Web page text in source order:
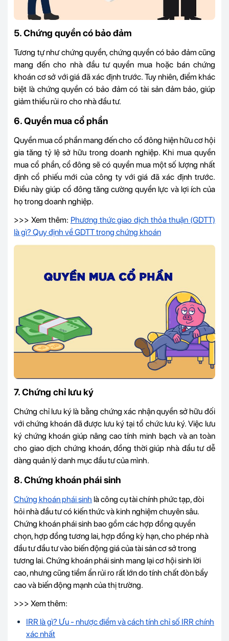
5. Chứng quyền có bảo đảm
Tương tự như chứng quyền, chứng quyền có bảo đảm cũng
mang đến cho nhà đầu tư quyền mua hoặc bán chứng
khoán cơ sở với giá đã xác định trước. Tuy nhiên, điểm khác
biệt là chứng quyền có bảo đảm có tài sản đảm bảo, giúp
giảm thiểu rủi ro cho nhà đầu tư.
6. Quyền mua cổ phần
Quyền mua cổ phần mang đến cho cổ đông hiện hữu cơ hội
gia tăng tỷ lệ sở hữu trong doanh nghiệp. Khi mua quyền
mua cổ phần, cổ đông sẽ có quyền mua một số lượng nhất
định cổ phiếu mới của công ty với giá đã xác định trước.
Điều này giúp cổ đông tăng cường quyền lực và lợi ích của
họ trong doanh nghiệp.
>>> Xem thêm: Phương thức giao dịch thỏa thuận (GDTT)
là gì? Quy định về GDTT trong chứng khoán
7. Chứng chỉ lưu ký
Chứng chỉ lưu ký là bằng chứng xác nhận quyền sở hữu đối
với chứng khoán đã được lưu ký tại tổ chức lưu ký. Việc lưu
ký chứng khoán giúp nâng cao tính minh bạch và an toàn
cho giao dịch chứng khoán, đồng thời giúp nhà đầu tư dễ
dàng quản lý danh mục đầu tư của mình.
8. Chứng khoán phái sinh
Chứng khoán phái sinh là công cụ tài chính phức tạp, đòi
hỏi nhà đầu tư có kiến thức và kinh nghiệm chuyên sâu.
Chứng khoán phái sinh bao gồm các hợp đồng quyền
chọn, hợp đồng tương lai, hợp đồng kỳ hạn, cho phép nhà
đầu tư đầu tư vào biến động giá của tài sản cơ sở trong
tương lai. Chứng khoán phái sinh mang lại cơ hội sinh lời
cao, nhưng cũng tiềm ẩn rủi ro rất lớn do tính chất đòn bẩy
cao và biến động mạnh của thị trường.
>>> Xem thêm:
IRR là gì? Ưu - nhược điểm và cách tính chỉ số IRR chính
xác nhất